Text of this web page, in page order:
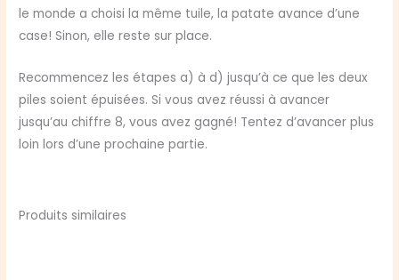
le monde a choisi la même tuile, la patate avance d’une
case! Sinon, elle reste sur place.
Recommencez les étapes a) à d) jusqu’à ce que les deux
piles soient épuisées. Si vous avez réussi à avancer
jusqu’au chiffre 8, vous avez gagné! Tentez d’avancer plus
loin lors d’une prochaine partie.
Produits similaires